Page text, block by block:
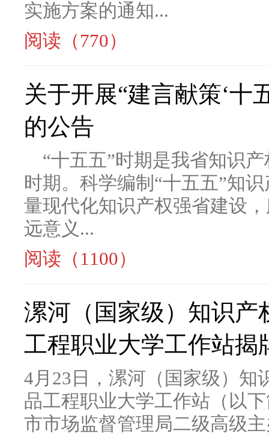
实施方案的通知...
阅读（770）
关于开展“建言献策‘十
的公告
“十五五”时期是我省知识
时期。科学编制“十五五”知
量现代化知识产权强省建设
远意义...
阅读（1100）
漯河（国家级）知识产
工程职业大学工作站揭
4月23日，漯河（国家级）知
品工程职业大学工作站（以
市市场监督管理局二级高级